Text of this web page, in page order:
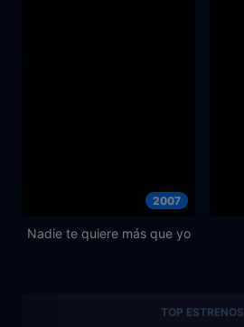
2007
Nadie te quiere más que yo
TOP ESTRENOS